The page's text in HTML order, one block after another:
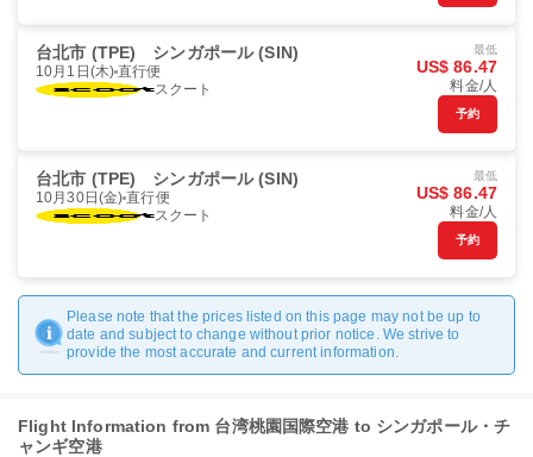
台北市 (TPE) シンガポール (SIN)
10月1日(木) 直行便
スクート
最低
US$ 86.47
料金/人
予約
台北市 (TPE) シンガポール (SIN)
10月30日(金) 直行便
スクート
最低
US$ 86.47
料金/人
予約
Please note that the prices listed on this page may not be up to
date and subject to change without prior notice. We strive to
provide the most accurate and current information.
Flight Information from 台湾桃園国際空港 to シンガポール・チ
ャンギ空港